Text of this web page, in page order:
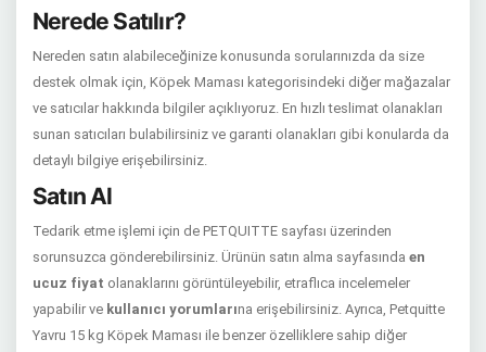
Nerede Satılır?
Nereden satın alabileceğinize konusunda sorularınızda da size
destek olmak için, Köpek Maması kategorisindeki diğer mağazalar
ve satıcılar hakkında bilgiler açıklıyoruz. En hızlı teslimat olanakları
sunan satıcıları bulabilirsiniz ve garanti olanakları gibi konularda da
detaylı bilgiye erişebilirsiniz.
Satın Al
Tedarik etme işlemi için de PETQUITTE sayfası üzerinden
sorunsuzca gönderebilirsiniz. Ürünün satın alma sayfasında en
ucuz fiyat olanaklarını görüntüleyebilir, etraflıca incelemeler
yapabilir ve kullanıcı yorumlarına erişebilirsiniz. Ayrıca, Petquitte
Yavru 15 kg Köpek Maması ile benzer özelliklere sahip diğer